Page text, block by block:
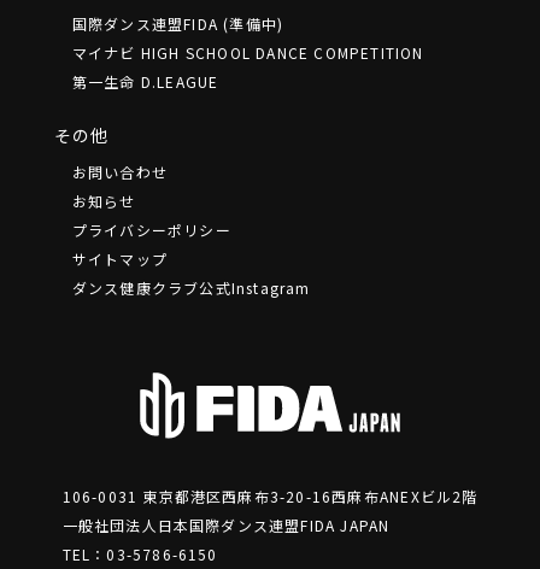
国際ダンス連盟FIDA (準備中)
マイナビ HIGH SCHOOL DANCE COMPETITION
第一生命 D.LEAGUE
その他
お問い合わせ
お知らせ
プライバシーポリシー
サイトマップ
ダンス健康クラブ公式Instagram
106-0031 東京都港区⻄麻布3-20-16⻄麻布ANEXビル2階
一般社団法人日本国際ダンス連盟FIDA JAPAN
TEL：03-5786-6150